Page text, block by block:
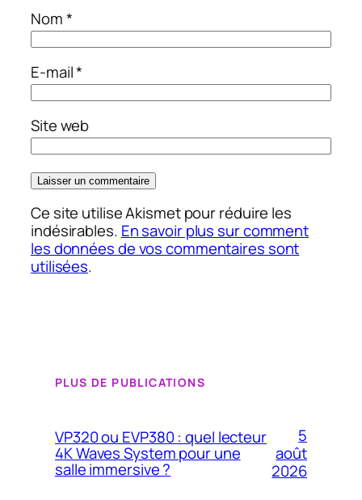
Nom*
E-mail*
Site web
Ce site utilise Akismet pour réduire les
indésirables. En savoir plus sur comment
les données de vos commentaires sont
utilisées.
PLUS DE PUBLICATIONS
VP320 ou EVP380 : quel lecteur
4K Waves System pour une
salle immersive ?
5
août
2026